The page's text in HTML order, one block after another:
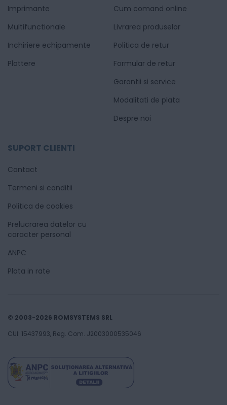
493 Lei
Imprimante
Multifunctionale
Inchiriere echipamente
Plottere
Cum comand online
Livrarea produselor
Politica de retur
Formular de retur
Garantii si service
Modalitati de plata
Despre noi
SUPORT CLIENTI
Contact
Termeni si conditii
Politica de cookies
Prelucrarea datelor cu
caracter personal
ANPC
Plata in rate
© 2003-2026 ROMSYSTEMS SRL
CUI: 15437993, Reg. Com. J2003000535046